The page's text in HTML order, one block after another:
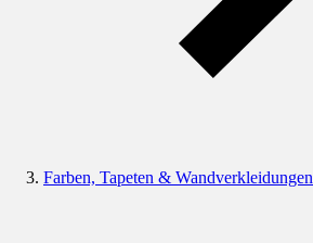
Farben, Tapeten & Wandverkleidungen